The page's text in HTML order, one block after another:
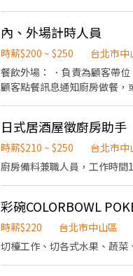
內、外場計時人員
時薪$200 ~ $250
台北市中
餐飲外場： ．負責為顧客帶
顧客點餐訊息通知廚房做餐
重量。 ．負責擺盤、打包外帶
日式居酒屋徵廚房助手
時薪$210 ~ $250
台北市中
廚房備料兼職人員，工作時間
彩碗COLORBOWL
時薪$220
台北市中山區
切檯工作、切各式水果、蔬菜